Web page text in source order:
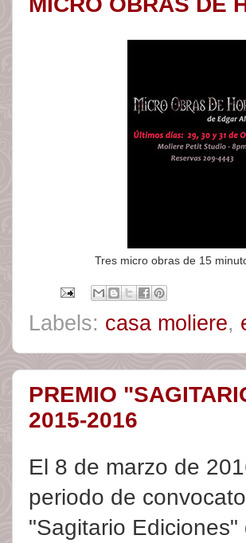
Tres micro obras de 15
Labels: casa moliere,
PREMIO
2015-2016
El 8 de marzo de
periodo de
"Sagitario Ediciones"